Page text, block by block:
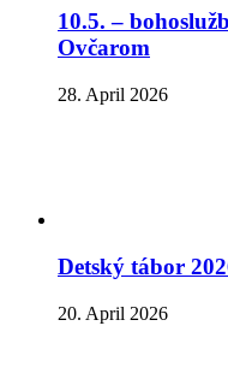
10.5. –
Ovčarom
28. April 2026
Detský tábor
20. April 2026